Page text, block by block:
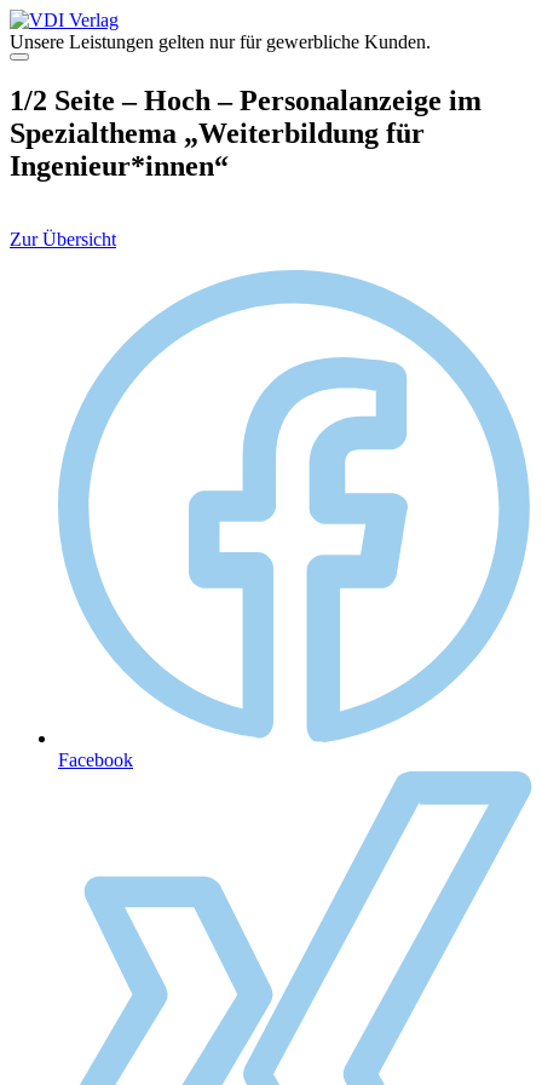
Zum
Inhalt
springen
Unsere Leistungen gelten nur für gewerbliche Kunden.
Menü
1/2 Seite – Hoch – Personalanzeige im
Spezialthema „Weiterbildung für
Ingenieur*innen“
Zur Übersicht
Facebook